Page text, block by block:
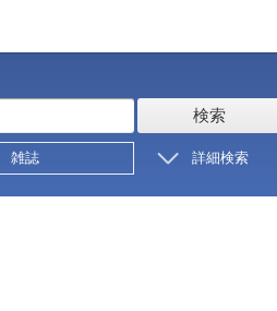
検索
雑誌 詳細検索